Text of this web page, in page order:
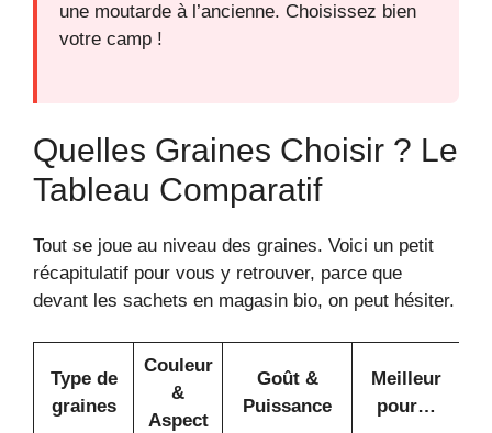
une moutarde à l’ancienne. Choisissez bien
votre camp !
Quelles Graines Choisir ? Le
Tableau Comparatif
Tout se joue au niveau des graines. Voici un petit
récapitulatif pour vous y retrouver, parce que
devant les sachets en magasin bio, on peut hésiter.
Type de
graines
Couleur
&
Aspect
Goût &
Puissance
Meilleur
pour…